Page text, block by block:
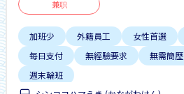
兼职
加班少 外籍員工 女性首選
每日支付
無經驗要求 無需簡歷
週末輪班